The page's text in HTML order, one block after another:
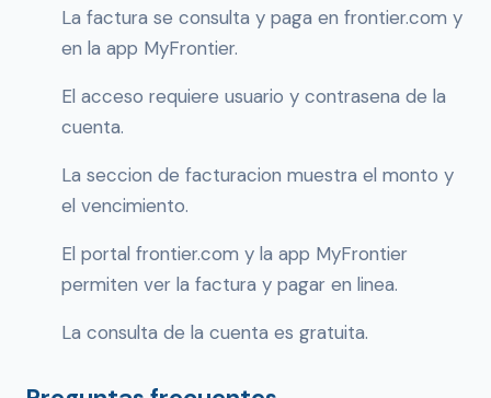
La factura se consulta y paga en frontier.com y
en la app MyFrontier.
El acceso requiere usuario y contrasena de la
cuenta.
La seccion de facturacion muestra el monto y
el vencimiento.
El portal frontier.com y la app MyFrontier
permiten ver la factura y pagar en linea.
La consulta de la cuenta es gratuita.